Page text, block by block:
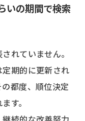
いの期間で検索
れていません。
期的に更新され
都度、順位決定
す。